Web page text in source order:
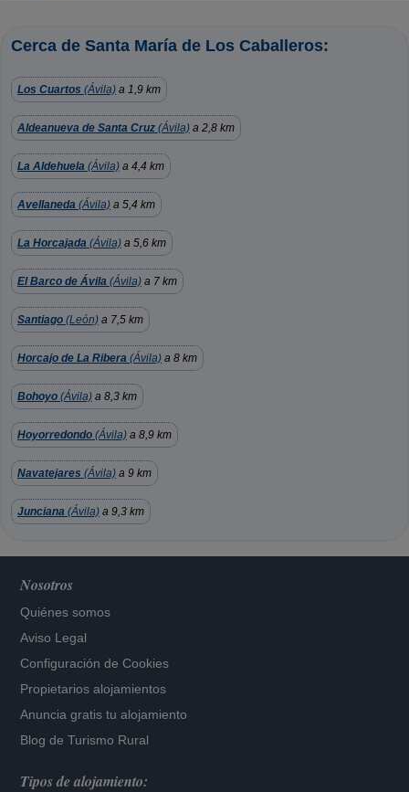
Cerca de Santa María de Los Caballeros:
Los Cuartos (Ávila) a 1,9 km
Aldeanueva de Santa Cruz (Ávila) a 2,8 km
La Aldehuela (Ávila) a 4,4 km
Avellaneda (Ávila) a 5,4 km
La Horcajada (Ávila) a 5,6 km
El Barco de Ávila (Ávila) a 7 km
Santiago (León) a 7,5 km
Horcajo de La Ribera (Ávila) a 8 km
Bohoyo (Ávila) a 8,3 km
Hoyorredondo (Ávila) a 8,9 km
Navatejares (Ávila) a 9 km
Junciana (Ávila) a 9,3 km
Nosotros
Quiénes somos
Aviso Legal
Configuración de Cookies
Propietarios alojamientos
Anuncia gratis tu alojamiento
Blog de Turismo Rural
Tipos de alojamiento: